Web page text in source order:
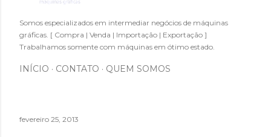
Somos especializados em intermediar negócios de máquinas
gráficas. [ Compra | Venda | Importação | Exportação ]
Trabalhamos somente com máquinas em ótimo estado.
INÍCIO CONTATO QUEM SOMOS
fevereiro 25, 2013